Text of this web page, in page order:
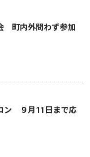
町内外問わず参加
ン ９月11日まで応